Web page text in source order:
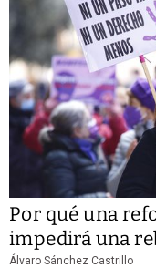
Por qué una
impedirá una
Álvaro Sánchez Castrillo